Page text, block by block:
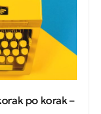
po korak –